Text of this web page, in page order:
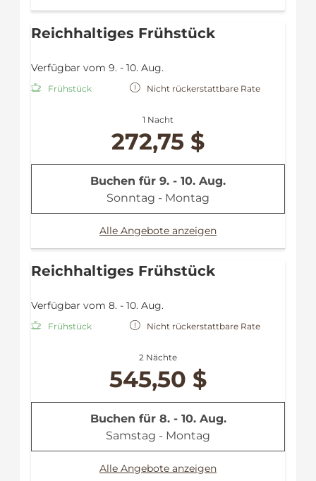
Reichhaltiges Frühstück
Verfügbar vom 9. - 10. Aug.
Frühstück Nicht rückerstattbare Rate
1 Nacht
272,75 $
Buchen für 9. - 10. Aug.
Sonntag - Montag
Alle Angebote anzeigen
Reichhaltiges Frühstück
Verfügbar vom 8. - 10. Aug.
Frühstück Nicht rückerstattbare Rate
2 Nächte
545,50 $
Buchen für 8. - 10. Aug.
Samstag - Montag
Alle Angebote anzeigen